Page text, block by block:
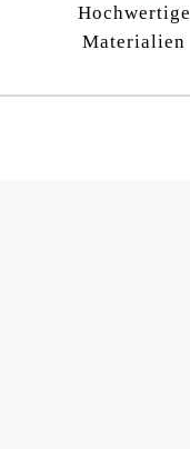
Hochwertige
Materialien